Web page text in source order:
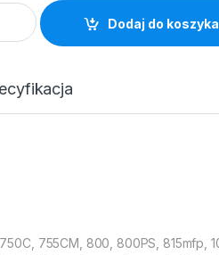
36" 98g - 914 mm x 45.7 m
Dodaj do koszyka
755CM, 800, 800PS, 815mfp,